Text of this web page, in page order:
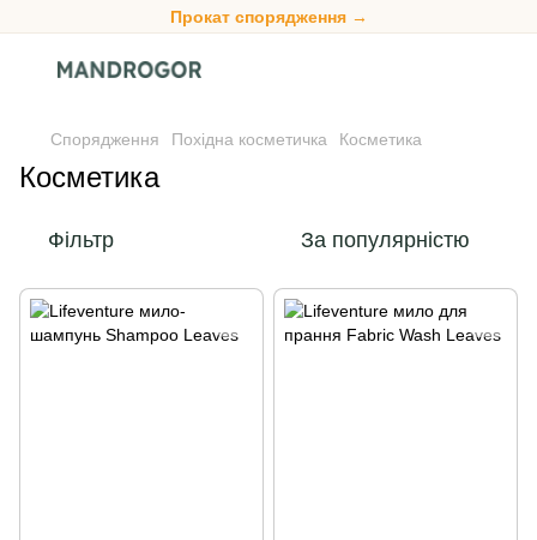
Прокат спорядження →
Спорядження Похідна косметичка Косметика
Косметика
Фільтр За популярністю